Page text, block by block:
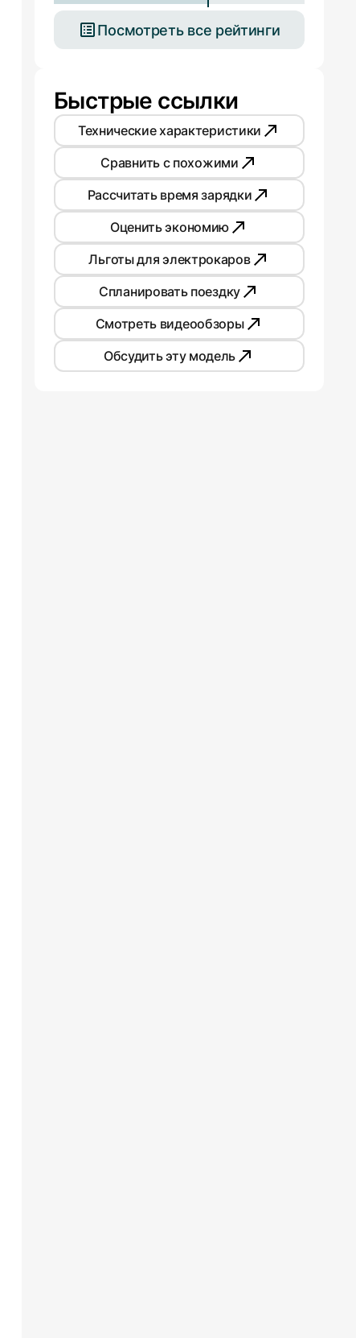
Посмотреть все рейтинги
Быстрые ссылки
Технические характеристики
Сравнить с похожими
Рассчитать время зарядки
Оценить экономию
Льготы для электрокаров
Спланировать поездку
Смотреть видеообзоры
Обсудить эту модель